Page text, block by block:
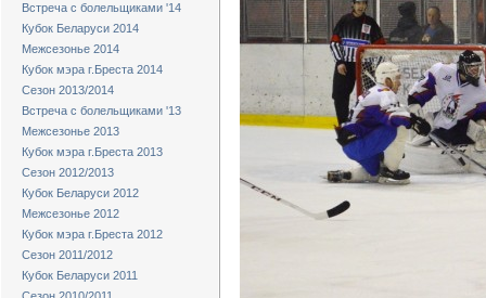
Встреча с болельщиками '14
Кубок Беларуси 2014
Межсезонье 2014
Кубок мэра г.Бреста 2014
Сезон 2013/2014
Встреча с болельщиками '13
Межсезонье 2013
Кубок мэра г.Бреста 2013
Сезон 2012/2013
Кубок Беларуси 2012
Межсезонье 2012
Кубок мэра г.Бреста 2012
Сезон 2011/2012
Кубок Беларуси 2011